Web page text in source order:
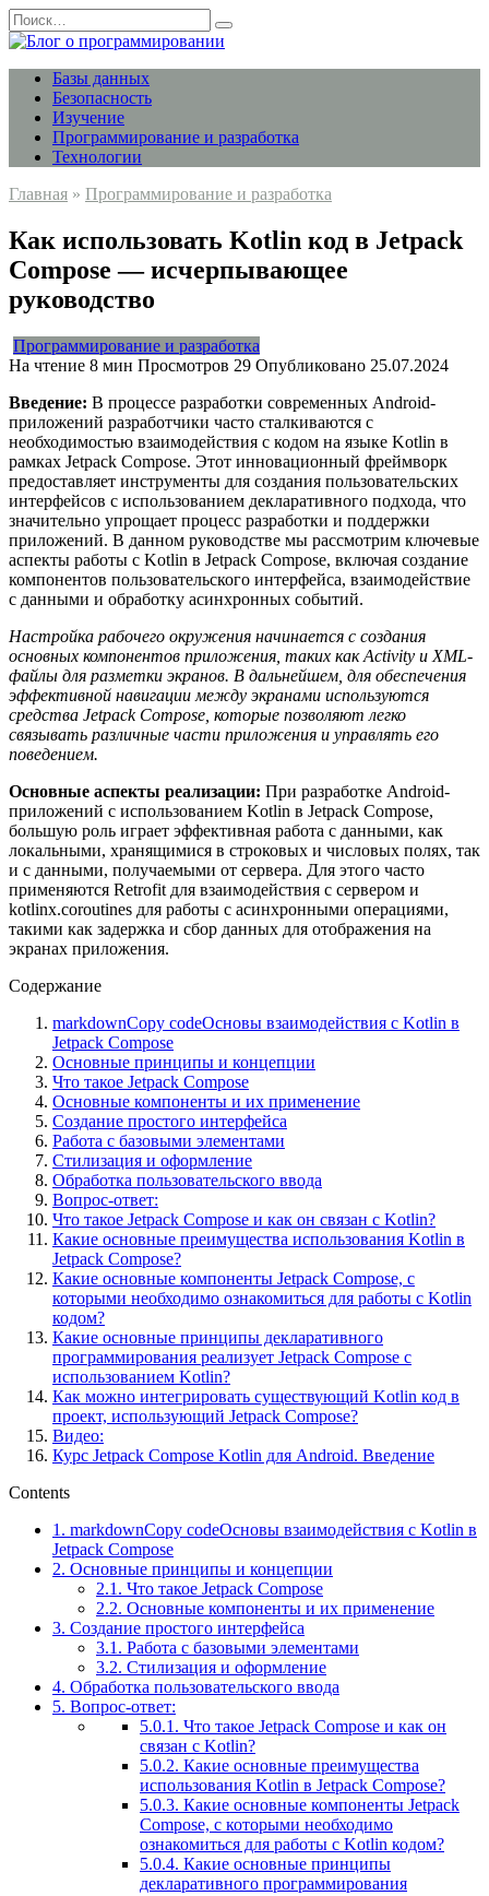
Перейти
к
содержанию
Search
for:
Базы данных
Безопасность
Изучение
Программирование и разработка
Технологии
Главная » Программирование и разработка
Как использовать Kotlin код в Jetpack
Compose — исчерпывающее
руководство
Программирование и разработка
На чтение 8 мин Просмотров 29 Опубликовано 25.07.2024
Введение: В процессе разработки современных Android-
приложений разработчики часто сталкиваются с
необходимостью взаимодействия с кодом на языке Kotlin в
рамках Jetpack Compose. Этот инновационный фреймворк
предоставляет инструменты для создания пользовательских
интерфейсов с использованием декларативного подхода, что
значительно упрощает процесс разработки и поддержки
приложений. В данном руководстве мы рассмотрим ключевые
аспекты работы с Kotlin в Jetpack Compose, включая создание
компонентов пользовательского интерфейса, взаимодействие
с данными и обработку асинхронных событий.
Настройка рабочего окружения начинается с создания
основных компонентов приложения, таких как Activity и XML-
файлы для разметки экранов. В дальнейшем, для обеспечения
эффективной навигации между экранами используются
средства Jetpack Compose, которые позволяют легко
связывать различные части приложения и управлять его
поведением.
Основные аспекты реализации: При разработке Android-
приложений с использованием Kotlin в Jetpack Compose,
большую роль играет эффективная работа с данными, как
локальными, хранящимися в строковых и числовых полях, так
и с данными, получаемыми от сервера. Для этого часто
применяются Retrofit для взаимодействия с сервером и
kotlinx.coroutines для работы с асинхронными операциями,
такими как задержка и сбор данных для отображения на
экранах приложения.
Содержание
markdownCopy codeОсновы взаимодействия с Kotlin в
Jetpack Compose
Основные принципы и концепции
Что такое Jetpack Compose
Основные компоненты и их применение
Создание простого интерфейса
Работа с базовыми элементами
Стилизация и оформление
Обработка пользовательского ввода
Вопрос-ответ:
Что такое Jetpack Compose и как он связан с Kotlin?
Какие основные преимущества использования Kotlin в
Jetpack Compose?
Какие основные компоненты Jetpack Compose, с
которыми необходимо ознакомиться для работы с Kotlin
кодом?
Какие основные принципы декларативного
программирования реализует Jetpack Compose с
использованием Kotlin?
Как можно интегрировать существующий Kotlin код в
проект, использующий Jetpack Compose?
Видео:
Курс Jetpack Compose Kotlin для Android. Введение
Contents
1. markdownCopy codeОсновы взаимодействия с Kotlin в
Jetpack Compose
2. Основные принципы и концепции
2.1. Что такое Jetpack Compose
2.2. Основные компоненты и их применение
3. Создание простого интерфейса
3.1. Работа с базовыми элементами
3.2. Стилизация и оформление
4. Обработка пользовательского ввода
5. Вопрос-ответ:
5.0.1. Что такое Jetpack Compose и как он
связан с Kotlin?
5.0.2. Какие основные преимущества
использования Kotlin в Jetpack Compose?
5.0.3. Какие основные компоненты Jetpack
Compose, с которыми необходимо
ознакомиться для работы с Kotlin кодом?
5.0.4. Какие основные принципы
декларативного программирования